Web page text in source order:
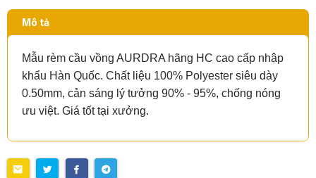
Mô tả
Mẫu rèm cầu vồng AURDRA hãng HC cao cấp nhập
khẩu Hàn Quốc. Chất liệu 100% Polyester siêu dày
0.50mm, cản sáng lý tưởng 90% - 95%, chống nóng
ưu việt. Giá tốt tại xưởng.